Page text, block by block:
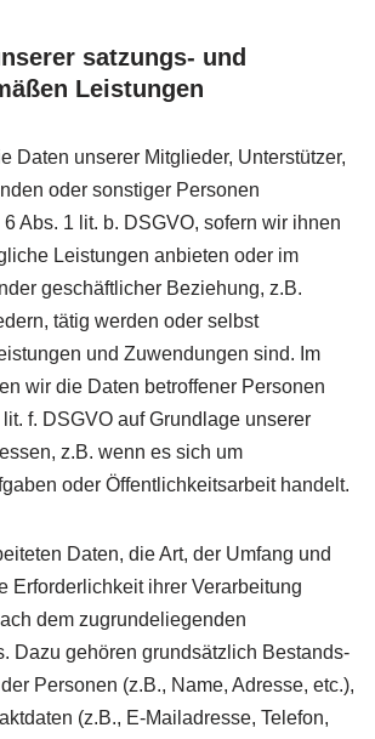
satzungs- und
Leistungen
Daten unserer Mitglieder, Unterstützer,
oder sonstiger Personen
Abs. 1 lit. b. DSGVO, sofern wir ihnen
Leistungen anbieten oder im
geschäftlicher Beziehung, z.B.
tätig werden oder selbst
und Zuwendungen sind. Im
wir die Daten betroffener Personen
f. DSGVO auf Grundlage unserer
z.B. wenn es sich um
oder Öffentlichkeitsarbeit handelt.
Daten, die Art, der Umfang und
Erforderlichkeit ihrer Verarbeitung
dem zugrundeliegenden
Dazu gehören grundsätzlich Bestands-
Personen (z.B., Name, Adresse, etc.),
(z.B., E-Mailadresse, Telefon,